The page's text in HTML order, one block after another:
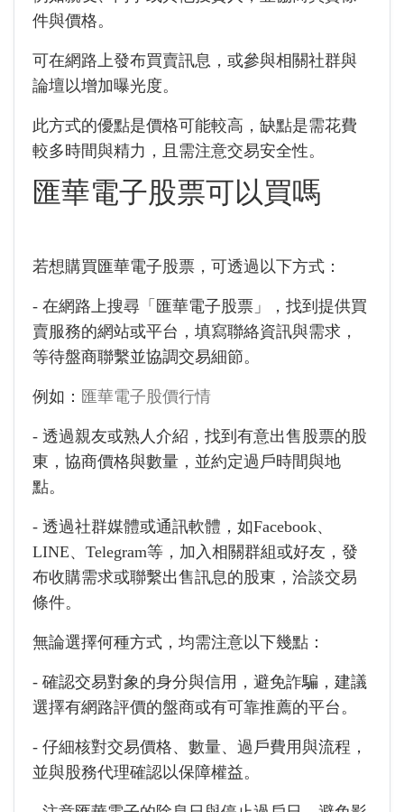
件與價格。
可在網路上發布買賣訊息，或參與相關社群與
論壇以增加曝光度。
此方式的優點是價格可能較高，缺點是需花費
較多時間與精力，且需注意交易安全性。
匯華電子股票可以買嗎
若想購買匯華電子股票，可透過以下方式：
- 在網路上搜尋「匯華電子股票」，找到提供買
賣服務的網站或平台，填寫聯絡資訊與需求，
等待盤商聯繫並協調交易細節。
例如： 匯華電子股價行情
- 透過親友或熟人介紹，找到有意出售股票的股
東，協商價格與數量，並約定過戶時間與地
點。
- 透過社群媒體或通訊軟體，如Facebook、
LINE、Telegram等，加入相關群組或好友，發
布收購需求或聯繫出售訊息的股東，洽談交易
條件。
無論選擇何種方式，均需注意以下幾點：
- 確認交易對象的身分與信用，避免詐騙，建議
選擇有網路評價的盤商或有可靠推薦的平台。
- 仔細核對交易價格、數量、過戶費用與流程，
並與股務代理確認以保障權益。